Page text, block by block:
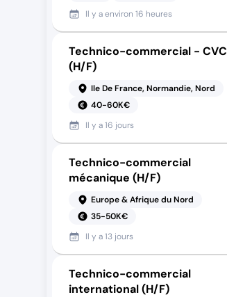
Il y aenviron 16 heures
Technico-commercial - CVC
(H/F)
Ile De France, Normandie, Nord
40-60K€
Il y a16 jours
Technico-commercial
mécanique (H/F)
Europe & Afrique du Nord
35-50K€
Il y a13 jours
Technico-commercial
international (H/F)